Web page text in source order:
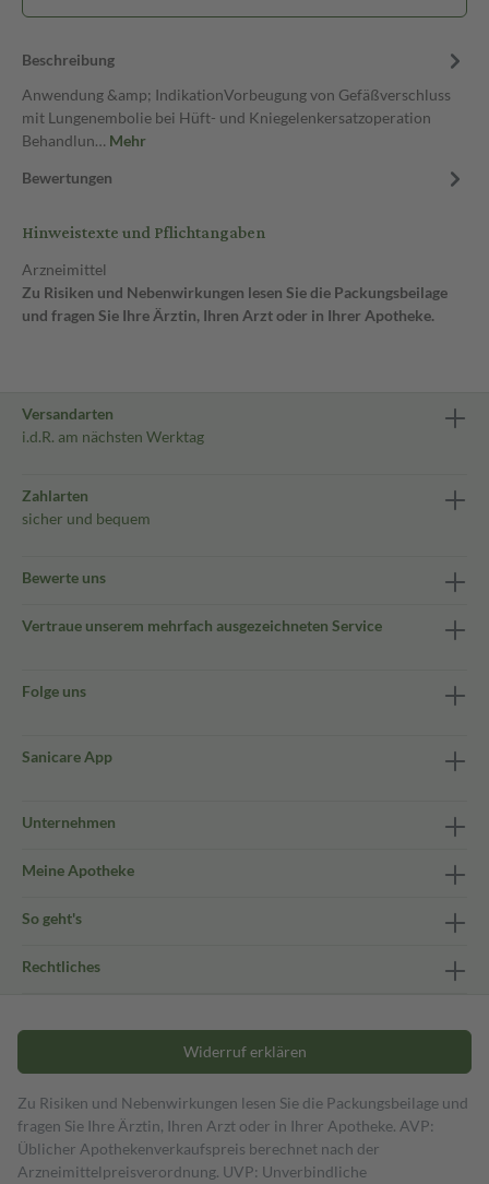
Beschreibung
Anwendung &amp; IndikationVorbeugung von Gefäßverschluss
mit Lungenembolie bei Hüft- und Kniegelenkersatzoperation
Behandlun… Mehr
Bewertungen
Hinweistexte und Pflichtangaben
Arzneimittel
Zu Risiken und Nebenwirkungen lesen Sie die Packungsbeilage
und fragen Sie Ihre Ärztin, Ihren Arzt oder in Ihrer Apotheke.
Versandarten
i.d.R. am nächsten Werktag
Zahlarten
sicher und bequem
Bewerte uns
Vertraue unserem mehrfach ausgezeichneten Service
Folge uns
Sanicare App
Unternehmen
Meine Apotheke
So geht's
Rechtliches
Widerruf erklären
Zu Risiken und Nebenwirkungen lesen Sie die Packungsbeilage und
fragen Sie Ihre Ärztin, Ihren Arzt oder in Ihrer Apotheke. AVP:
Üblicher Apothekenverkaufspreis berechnet nach der
Arzneimittelpreisverordnung. UVP: Unverbindliche